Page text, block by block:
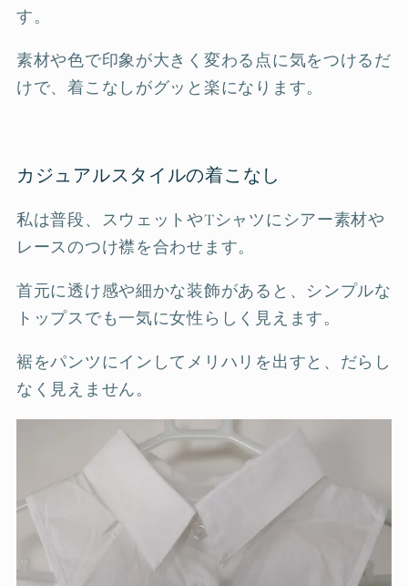
す。
素材や色で印象が大きく変わる点に気をつけるだ
けで、着こなしがグッと楽になります。
カジュアルスタイルの着こなし
私は普段、スウェットやTシャツにシアー素材や
レースのつけ襟を合わせます。
首元に透け感や細かな装飾があると、シンプルな
トップスでも一気に女性らしく見えます。
裾をパンツにインしてメリハリを出すと、だらし
なく見えません。